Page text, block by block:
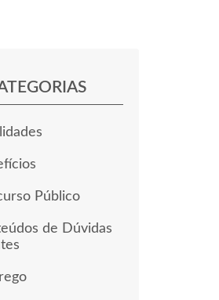
Público
de Dúvidas